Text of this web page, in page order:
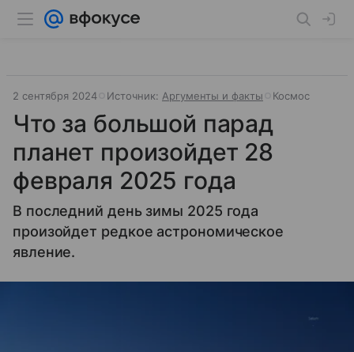
2 сентября 2024 Источник: Аргументы и факты Космос
Что за большой парад
планет произойдет 28
февраля 2025 года
В последний день зимы 2025 года
произойдет редкое астрономическое
явление.